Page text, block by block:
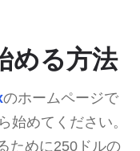
める方法
のホームページで
始めてください。
ために250ドルの